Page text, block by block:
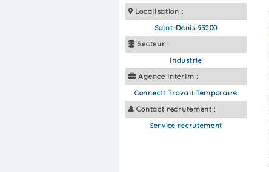
Localisation :
Saint-Denis 93200
Secteur :
Industrie
Agence intérim :
Connectt Travail Temporaire
Contact recrutement :
Service recrutement